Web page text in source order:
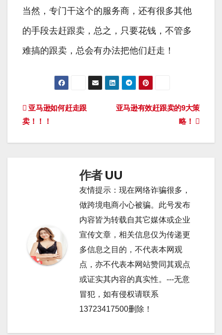
当然，专门干这个的服务商，还有很多其他
的手段去赶跟卖，总之，只要花钱，不管多
难搞的跟卖，总会有办法把他们赶走！
文
章
亚马逊有效赶跟卖的9大策
略！
亚马逊如何赶走跟
卖！！！
作者 UU
友情提示：现在网络诈骗很多，
做跨境电商小心被骗。此号发布
内容皆为转载自其它媒体或企业
宣传文章，相关信息仅为传递更
多信息之目的，不代表本网观
点，亦不代表本网站赞同其观点
或证实其内容的真实性。---无意
冒犯，如有侵权请联系
13723417500删除！